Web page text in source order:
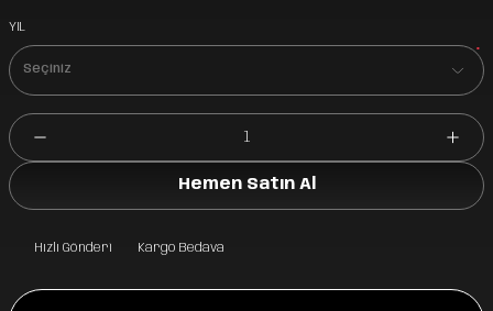
YIL
*
Hemen Satın Al
Hızlı Gönderi Kargo Bedava